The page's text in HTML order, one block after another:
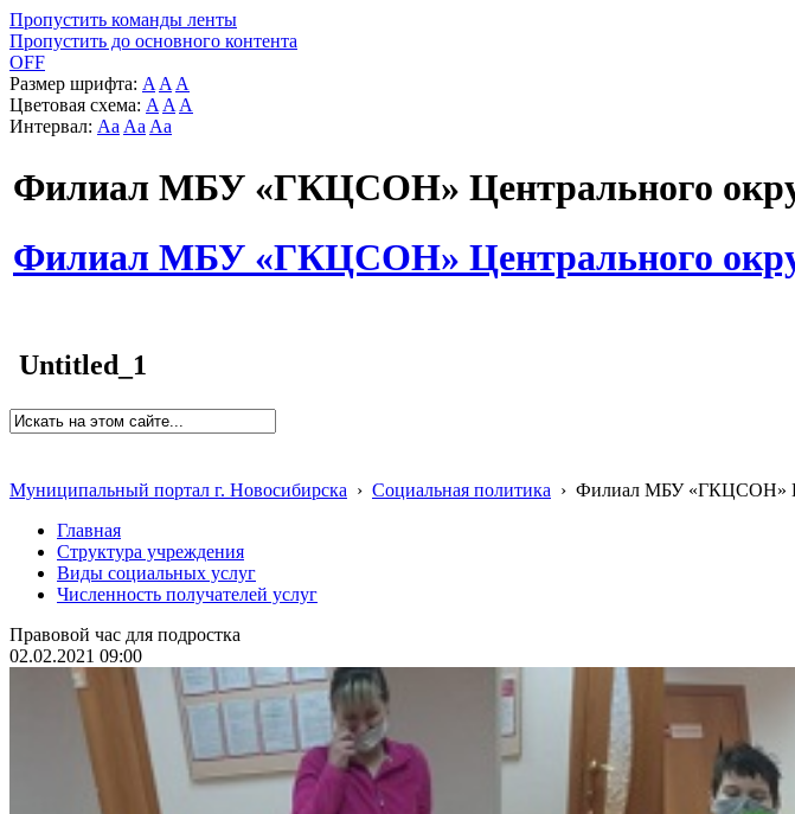
Пропустить команды ленты
Пропустить до основного контента
OFF
Размер шрифта: A A A
Цветовая схема: A A A
Интервал: Aa Aa Aa
Филиал МБУ «ГКЦСОН» Центрального
Филиал МБУ «ГКЦСОН» Центрального
Untitled_1
Муниципальный портал г. Новосибирска › Социальная политика › Филиал МБУ «ГКЦСОН»
Главная
Структура учреждения
Виды социальных услуг
Численность получателей услуг
Правовой час для подростка
02.02.2021 09:00